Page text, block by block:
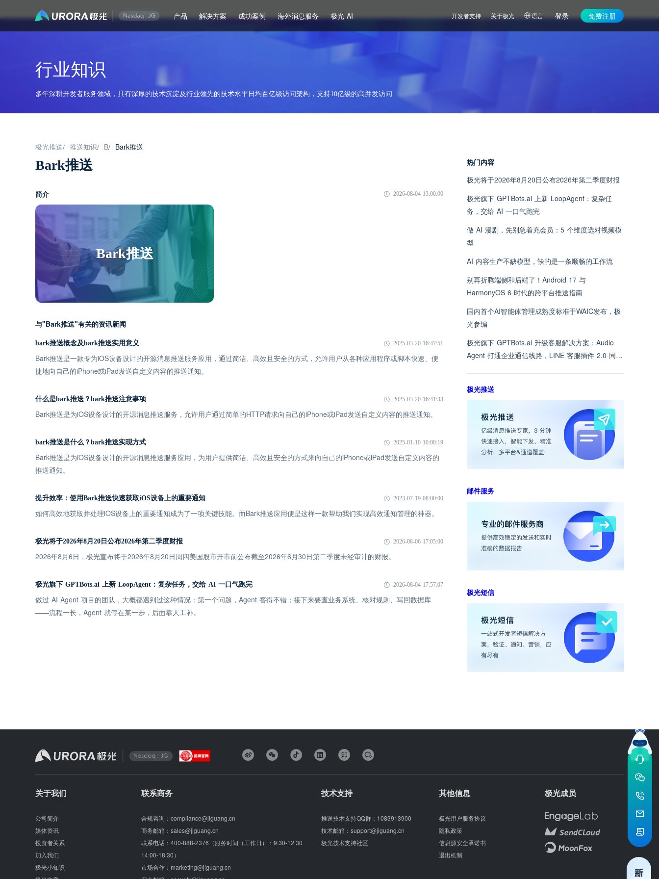
产品 解决方案 成功案例 海外消息服务 极光 AI 开发者支持 关于极光 语言 登录 免费注册
行业知识
多年深耕开发者服务领域，具有深厚的技术沉淀及行业领先的技术水平日均百亿级访问架构，支持10亿级的高并发访问
极光推送/ 推送知识/ B/ Bark推送
Bark推送
简介 2026-08-04 13:00:00
Bark推送
与"Bark推送"有关的资讯新闻
bark推送概念及bark推送实用意义 2025-03-20 16:47:51
Bark推送是一款专为iOS设备设计的开源消息推送服务应用，通过简洁、高效且安全的方式，允许用户从各种应用程序或脚本快速、便
捷地向自己的iPhone或iPad发送自定义内容的推送通知。
什么是bark推送？bark推送注意事项 2025-03-20 16:41:33
Bark推送是为iOS设备设计的开源消息推送服务，允许用户通过简单的HTTP请求向自己的iPhone或iPad发送自定义内容的推送通知。
bark推送是什么？bark推送实现方式 2025-01-10 10:08:19
Bark推送是为iOS设备设计的开源消息推送服务应用，为用户提供简洁、高效且安全的方式来向自己的iPhone或iPad发送自定义内容的
推送通知。
提升效率：使用Bark推送快速获取iOS设备上的重要通知 2023-07-19 08:00:00
如何高效地获取并处理iOS设备上的重要通知成为了一项关键技能。而Bark推送应用便是这样一款帮助我们实现高效通知管理的神器。
极光将于2026年8月20日公布2026年第二季度财报 2026-08-06 17:05:00
2026年8月6日，极光宣布将于2026年8月20日周四美国股市开市前公布截至2026年6月30日第二季度未经审计的财报。
极光旗下 GPTBots.ai 上新 LoopAgent：复杂任务，交给 AI 一口气跑完 2026-08-04 17:57:07
做过 AI Agent 项目的团队，大概都遇到过这种情况：第一个问题，Agent 答得不错；接下来要查业务系统、核对规则、写回数据库
——流程一长，Agent 就停在某一步，后面靠人工补。
热门内容
极光将于2026年8月20日公布2026年第二季度财报
极光旗下 GPTBots.ai 上新 LoopAgent：复杂任
务，交给 AI 一口气跑完
做 AI 漫剧，先别急着充会员：5 个维度选对视频模
型
AI 内容生产不缺模型，缺的是一条顺畅的工作流
别再折腾端侧和后端了！Android 17 与
HarmonyOS 6 时代的跨平台推送指南
国内首个AI智能体管理成熟度标准于WAIC发布，极
光参编
极光旗下 GPTBots.ai 升级客服解决方案：Audio
Agent 打通企业通信线路，LINE 客服插件 2.0 同步
极光推送
邮件服务
极光短信
关于我们
公司简介
媒体资讯
投资者关系
加入我们
极光小知识
联系商务
合规咨询： compliance@jiguang.cn
商务邮箱： sales@jiguang.cn
联系电话： 400-888-2376（服务时间（工作日）：9:30-12:30
14:00-18:30）
市场合作： marketing@jiguang.cn
技术支持
推送技术支持QQ群： 1083913900
技术邮箱： support@jiguang.cn
极光技术支持社区
其他信息
极光用户服务协议
隐私政策
信息源安全承诺书
退出机制
极光成员